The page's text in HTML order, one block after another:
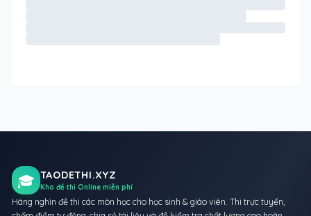
🎓 TAODETHI.XYZ
Kho đề thi Online miễn phí
Hàng nghìn đề thi các môn học cho học sinh & giáo viên. Thi trực tuyến,